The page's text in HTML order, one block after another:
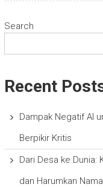
Search
Recent
Dampak Negatif AI
Berpikir Kritis
Dari Desa ke Dunia:
dan Harumkan